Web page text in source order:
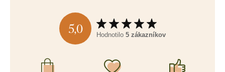
5,0 Hodnotilo 5 zákazníkov